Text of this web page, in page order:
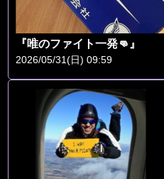
『唯のファイト一発👊』
2026/05/31(日) 09:59